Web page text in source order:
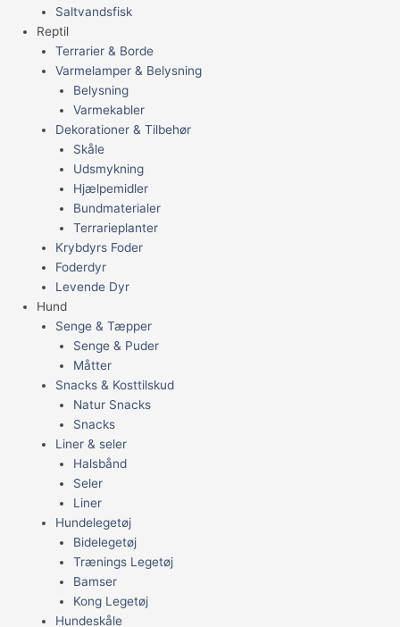
Saltvandsfisk
Reptil
Terrarier & Borde
Varmelamper & Belysning
Belysning
Varmekabler
Dekorationer & Tilbehør
Skåle
Udsmykning
Hjælpemidler
Bundmaterialer
Terrarieplanter
Krybdyrs Foder
Foderdyr
Levende Dyr
Hund
Senge & Tæpper
Senge & Puder
Måtter
Snacks & Kosttilskud
Natur Snacks
Snacks
Liner & seler
Halsbånd
Seler
Liner
Hundelegetøj
Bidelegetøj
Trænings Legetøj
Bamser
Kong Legetøj
Hundeskåle